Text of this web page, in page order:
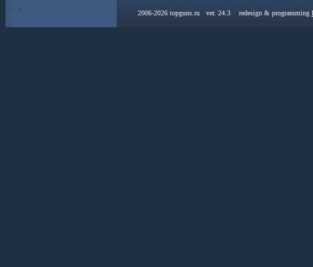
2006-2026 topguns.ru ver. 24.3 redesign & programming